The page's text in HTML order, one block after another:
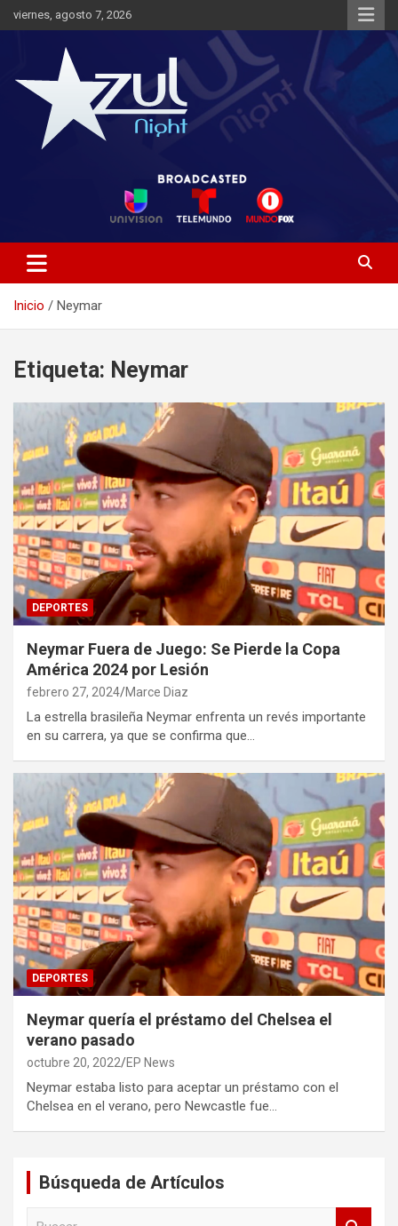
Saltar
al
viernes, agosto 7, 2026
Azul Night TV
Inicio Neymar
Etiqueta: Neymar
DEPORTES
Neymar Fuera de Juego: Se Pierde la Copa
América 2024 por Lesión
febrero 27, 2024 Marce Diaz
La estrella brasileña Neymar enfrenta un revés importante
en su carrera, ya que se confirma que…
DEPORTES
Neymar quería el préstamo del Chelsea el
verano pasado
octubre 20, 2022 EP News
Neymar estaba listo para aceptar un préstamo con el
Chelsea en el verano, pero Newcastle fue…
Búsqueda de Artículos